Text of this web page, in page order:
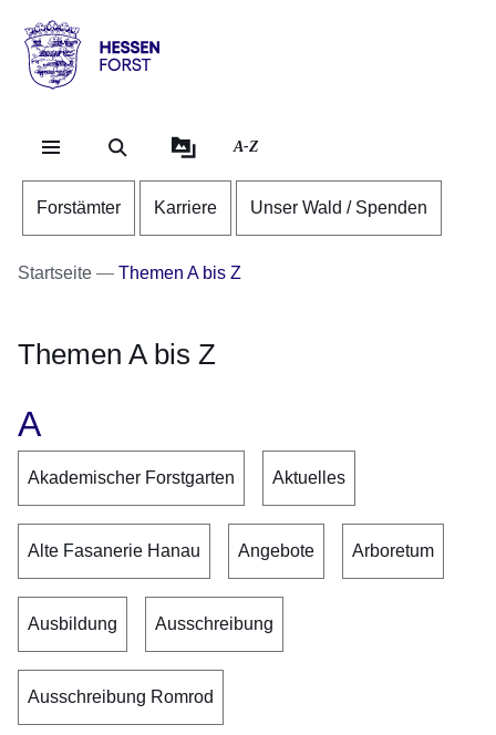
Hessen
Forst
A-Z
Forstämter Karriere Unser Wald / Spenden
Startseite Themen A bis Z
Themen A bis Z
A
Akademischer Forstgarten Aktuelles
Alte Fasanerie Hanau Angebote Arboretum
Ausbildung Ausschreibung
Ausschreibung Romrod